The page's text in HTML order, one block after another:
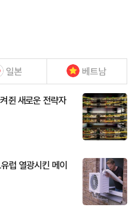
일본 베트남
쥔 새로운 전략자
럽 열광시킨 메이